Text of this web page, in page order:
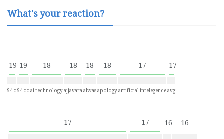
What's your reaction?
19
94c
19
94cc
18
ai technology
18
ajjavara
18
alwas
18
apology
17
artificial intelegence
17
avg
17 17 16 16